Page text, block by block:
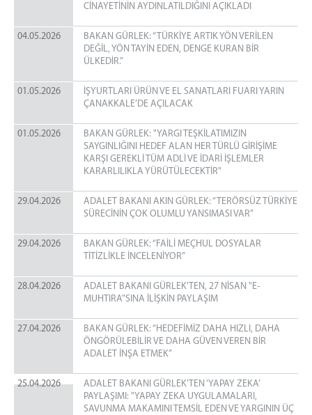
CİNAYETİNİN AYDINLATILDIĞINI AÇIKLADI
04.05.2026
BAKAN GÜRLEK: “TÜRKİYE ARTIK YÖN VERİLEN
DEĞİL, YÖN TAYİN EDEN, DENGE KURAN BİR
ÜLKEDİR.”
01.05.2026
İŞYURTLARI ÜRÜN VE EL SANATLARI FUARI YARIN
ÇANAKKALE’DE AÇILACAK
01.05.2026
BAKAN GÜRLEK: "YARGI TEŞKİLATIMIZIN
SAYGINLIĞINI HEDEF ALAN HER TÜRLÜ GİRİŞİME
KARŞI GEREKLİ TÜM ADLİ VE İDARİ İŞLEMLER
KARARLILIKLA YÜRÜTÜLECEKTİR"
29.04.2026
ADALET BAKANI AKIN GÜRLEK: “TERÖRSÜZ TÜRKİYE
SÜRECİNİN ÇOK OLUMLU YANSIMASI VAR”
29.04.2026
BAKAN GÜRLEK: “FAİLİ MEÇHUL DOSYALAR
TİTİZLİKLE İNCELENİYOR”
28.04.2026
ADALET BAKANI GÜRLEK'TEN, 27 NİSAN "E-
MUHTIRA"SINA İLİŞKİN PAYLAŞIM
27.04.2026
BAKAN GÜRLEK: “HEDEFİMİZ DAHA HIZLI, DAHA
ÖNGÖRÜLEBİLİR VE DAHA GÜVEN VEREN BİR
ADALET İNŞA ETMEK”
25.04.2026
ADALET BAKANI GÜRLEK'TEN ‘YAPAY ZEKA’
PAYLAŞIMI: "YAPAY ZEKA UYGULAMALARI,
SAVUNMA MAKAMINI TEMSİL EDEN VE YARGININ ÜÇ